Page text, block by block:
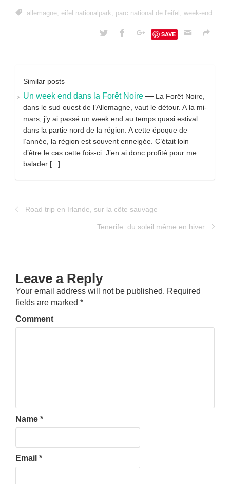
allemagne, eifel nationalpark, parc national de l'eifel , week-end
SAVE
Similar posts
Un week end dans la Forêt Noire — La Forêt Noire,
dans le sud ouest de l’Allemagne, vaut le détour. A la mi-
mars, j’y ai passé un week end au temps quasi estival
dans la partie nord de la région. A cette époque de
l’année, la région est souvent enneigée. C’était loin
d’être le cas cette fois-ci. J’en ai donc profité pour me
balader [...]
Road trip en Irlande, sur la côte sauvage
Tenerife: du soleil même en hiver
Leave a Reply
Your email address will not be published. Required
fields are marked *
Comment
Name *
Email *